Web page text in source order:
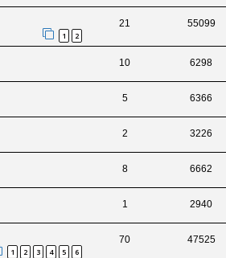
1 2
21 55099
10 6298
5 6366
2 3226
8 6662
1 2940
1 2 3 4 5 6
70 47525